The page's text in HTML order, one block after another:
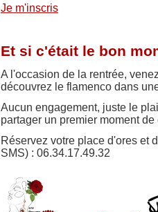
Je m'inscris
Et si c'était le bon
A l'occasion de la rentrée,
découvrez le flamenco dans
Aucun engagement, juste le
partager un premier moment de
Réservez votre place d'ores et
SMS) : 06.34.17.49.32